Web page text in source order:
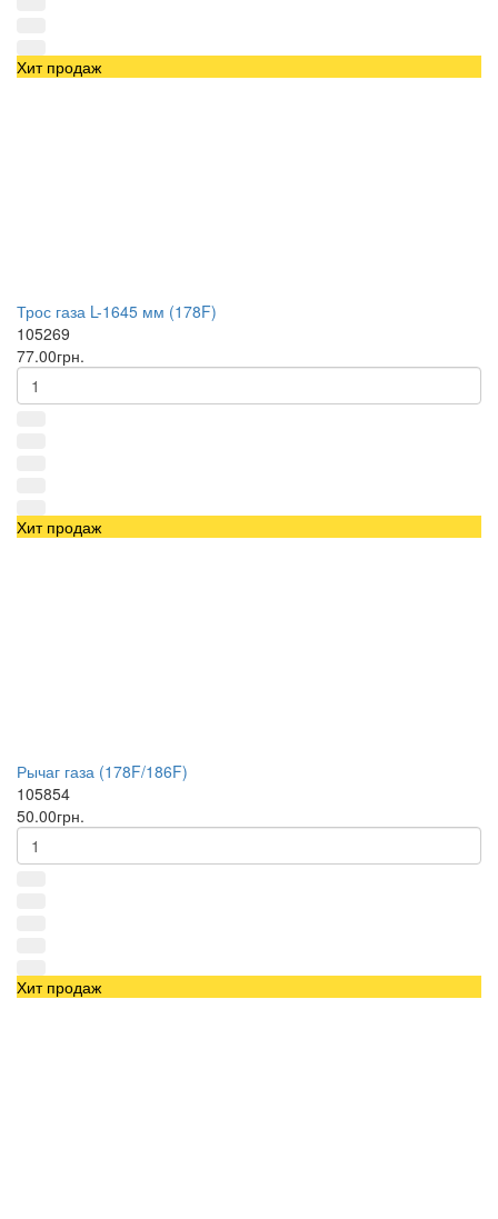
Хит продаж
Трос газа L-1645 мм (178F)
105269
77.00грн.
Хит продаж
Рычаг газа (178F/186F)
105854
50.00грн.
Хит продаж